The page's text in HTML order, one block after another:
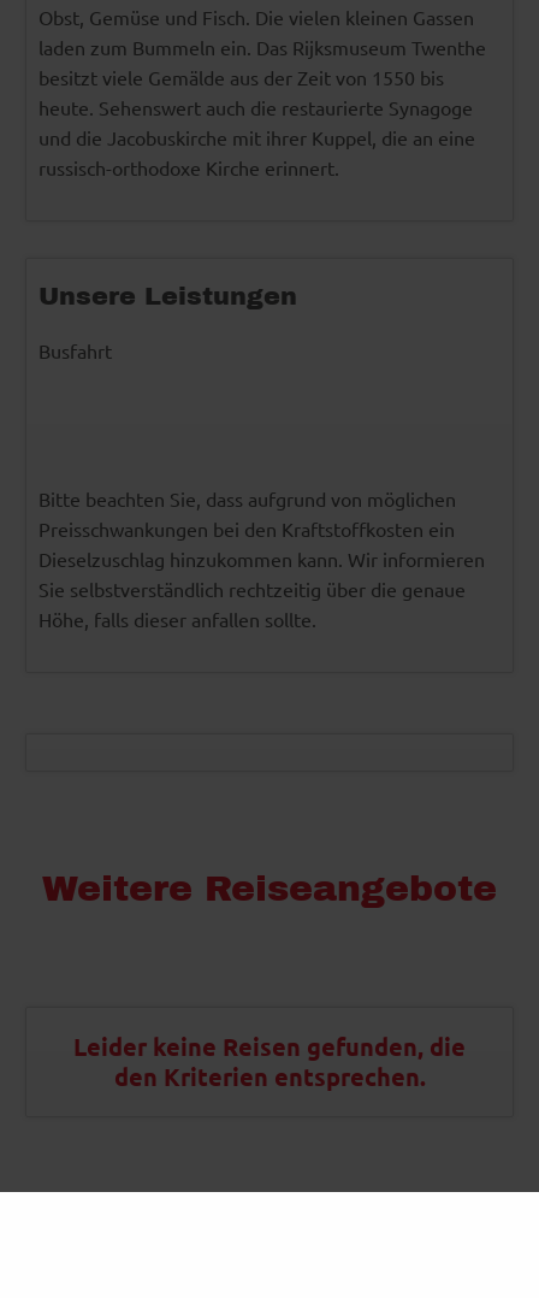
Obst, Gemüse und Fisch. Die vielen kleinen Gassen
laden zum Bummeln ein. Das Rijksmuseum Twenthe
besitzt viele Gemälde aus der Zeit von 1550 bis
heute. Sehenswert auch die restaurierte Synagoge
und die Jacobuskirche mit ihrer Kuppel, die an eine
russisch-orthodoxe Kirche erinnert.
Unsere Leistungen
Busfahrt
Bitte beachten Sie, dass aufgrund von möglichen
Preisschwankungen bei den Kraftstoffkosten ein
Dieselzuschlag hinzukommen kann. Wir informieren
Sie selbstverständlich rechtzeitig über die genaue
Höhe, falls dieser anfallen sollte.
Weitere Reiseangebote
Leider keine Reisen gefunden, die
den Kriterien entsprechen.